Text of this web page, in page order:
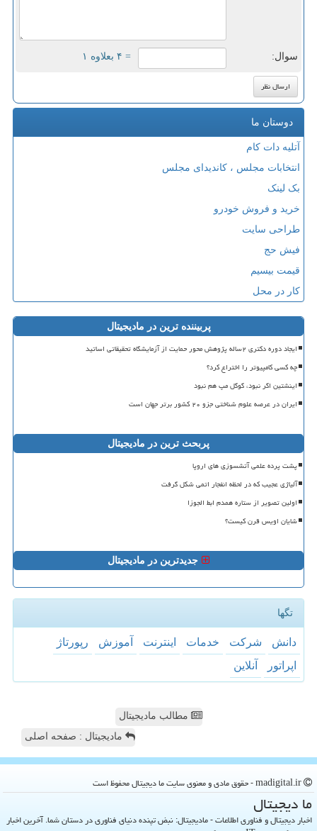
سوال: = ۴ بعلاوه ۱
دوستان ما
آتلیه دات کام
انتخابات مجلس ، کاندیدای مجلس
بک لینک
خرید و فروش خودرو
طراحی سایت
فیش حج
قیمت بیسیم
کار در محل
پربیننده ترین در مادیجیتال
ایجاد دوره دکتری ۲ساله پژوهش محور حمایت از آزمایشگاه تحقیقاتی اساتید
چه کسی کامپیوتر را اختراع کرد؟
اینشتین اگر نبود، گوگل مپ هم نبود
ایران در عرصه علوم شناختی جزو ۲۰ کشور برتر جهان است
پربحث ترین در مادیجیتال
پشت پرده علمی آتشسوزی های اروپا
آلیاژی عجیب که در لحظه انفجار اتمی شکل گرفت
اولین تصویر از ستاره همدم ابط الجوزا
شایان اویس قرن کیست؟
جدیدترین در مادیجیتال
تگها
دانش شركت خدمات اینترنت آموزش
رپورتاژ
اپراتور
آنلاین
مطالب مادیجیتال
مادیجیتال : صفحه اصلی
ما دیجیتال
اخبار دیجیتال و فناوری اطلاعات - مادیجیتال: نبض تپنده دنیای فناوری در دستان شما. آخرین اخبار